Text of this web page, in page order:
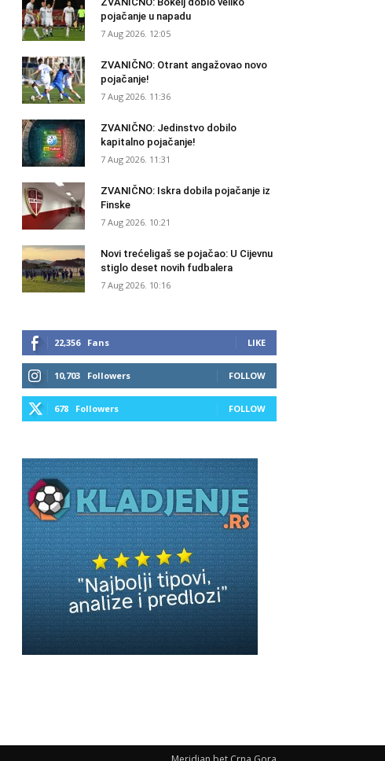
pojačanje u napadu
7 Aug 2026. 12:05
ZVANIČNO: Otrant angažovao novo
pojačanje!
7 Aug 2026. 11:36
ZVANIČNO: Jedinstvo dobilo
kapitalno pojačanje!
7 Aug 2026. 11:31
ZVANIČNO: Iskra dobila pojačanje iz
Finske
7 Aug 2026. 10:21
Novi trećeligaš se pojačao: U Cijevnu
stiglo deset novih fudbalera
7 Aug 2026. 10:16
22,356 Fans LIKE
10,703 Followers FOLLOW
678 Followers FOLLOW